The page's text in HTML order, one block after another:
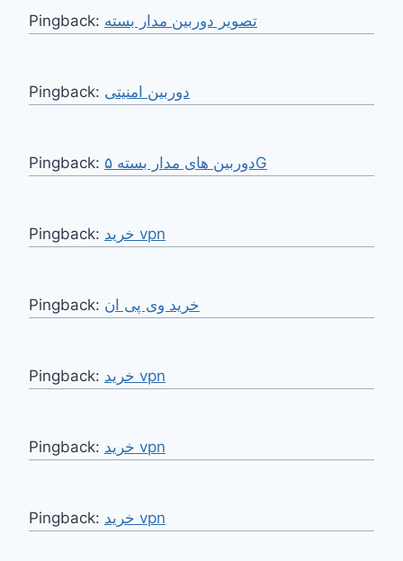
Pingback: تصویر دوربین مدار بسته
Pingback: دوربین امنیتی
Pingback: دوربین های مدار بسته ۵G
Pingback: خرید vpn
Pingback: خرید وی پی ان
Pingback: خرید vpn
Pingback: خرید vpn
Pingback: خرید vpn